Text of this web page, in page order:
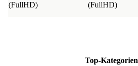
(FullHD)
(FullHD)
Top-Kategorien